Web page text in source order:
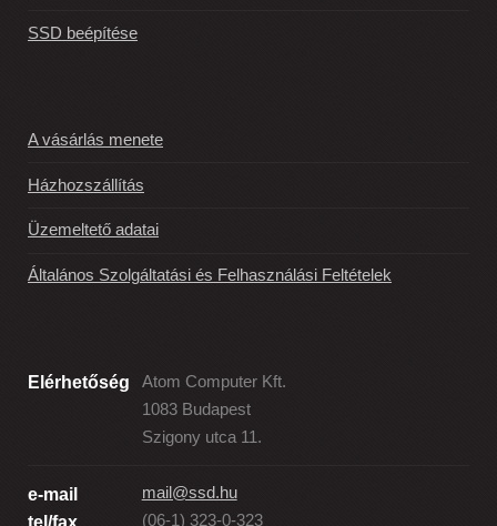
SSD beépítése
A vásárlás menete
Házhozszállítás
Üzemeltető adatai
Általános Szolgáltatási és Felhasználási Feltételek
Elérhetőség
Atom Computer Kft.
1083 Budapest
Szigony utca 11.
e-mail
tel/fax
mail@ssd.hu
(06-1) 323-0-323